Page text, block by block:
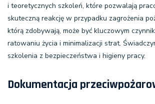
i teoretycznych szkoleń, które pozwalają
skuteczną reakcję w przypadku zagrożenia
którą zdobywają, może być kluczowym
ratowaniu życia i minimalizacji strat.
szkolenia z bezpieczeństwa i higieny pracy.
Dokumentacja